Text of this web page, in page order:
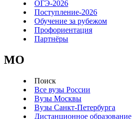
ОГЭ-2026
Поступление-2026
Обучение за рубежом
Профориентация
Партнёры
MO
Поиск
Все вузы России
Вузы Москвы
Вузы Санкт-Петербурга
Дистанционное образование